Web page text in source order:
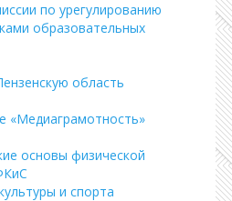
по урегулированию
образовательных
область
«Медиаграмотность»
основы физической
и спорта